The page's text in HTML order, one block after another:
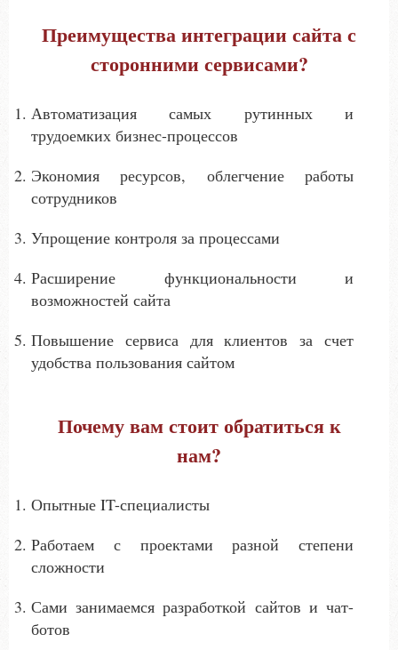
Преимущества интеграции сайта с
сторонними сервисами?
Автоматизация самых рутинных и
трудоемких бизнес-процессов
Экономия ресурсов, облегчение работы
сотрудников
Упрощение контроля за процессами
Расширение функциональности и
возможностей сайта
Повышение сервиса для клиентов за счет
удобства пользования сайтом
Почему вам стоит обратиться к
нам?
Опытные IT-специалисты
Работаем с проектами разной степени
сложности
Сами занимаемся разработкой сайтов и чат-
ботов